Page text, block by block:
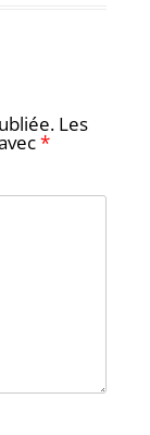
Les
*